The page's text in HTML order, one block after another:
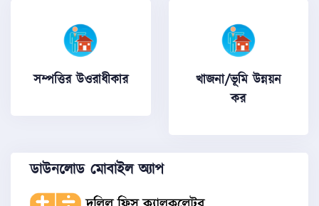
সম্পত্তির উওরাধীকার
খাজনা/ভূমি উন্নয়ন
কর
ডাউনলোড মোবাইল অ্যাপ